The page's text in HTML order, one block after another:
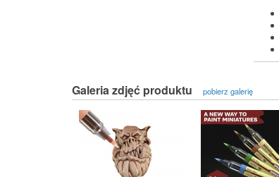
Galeria zdjęć produktu pobierz galerię